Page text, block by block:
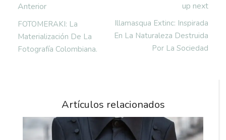
Anterior
FOTOMERAKI: La
Materialización De La
Fotografía Colombiana.
up next
Illamasqua Extinc: Inspirada
En La Naturaleza Destruida
Por La Sociedad
Artículos relacionados